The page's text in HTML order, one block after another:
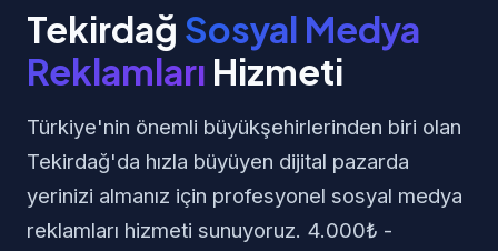
Tekirdağ Sosyal Medya
Reklamları Hizmeti
Türkiye'nin önemli büyükşehirlerinden biri olan
Tekirdağ'da hızla büyüyen dijital pazarda
yerinizi almanız için profesyonel sosyal medya
reklamları hizmeti sunuyoruz. 4.000₺ -